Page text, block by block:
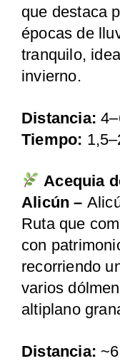
que destaca
épocas de
tranquilo,
invierno.
Distancia:
Tiempo:
Acequia
Alicún –
Ruta que
con
recorriendo
varios
altiplano
Distancia: